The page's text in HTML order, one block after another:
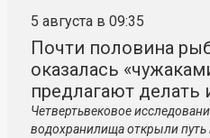
5 августа в 09:35
Почти половина
оказалась
предлагают делать
Четвертьвековое
водохранилища открыли